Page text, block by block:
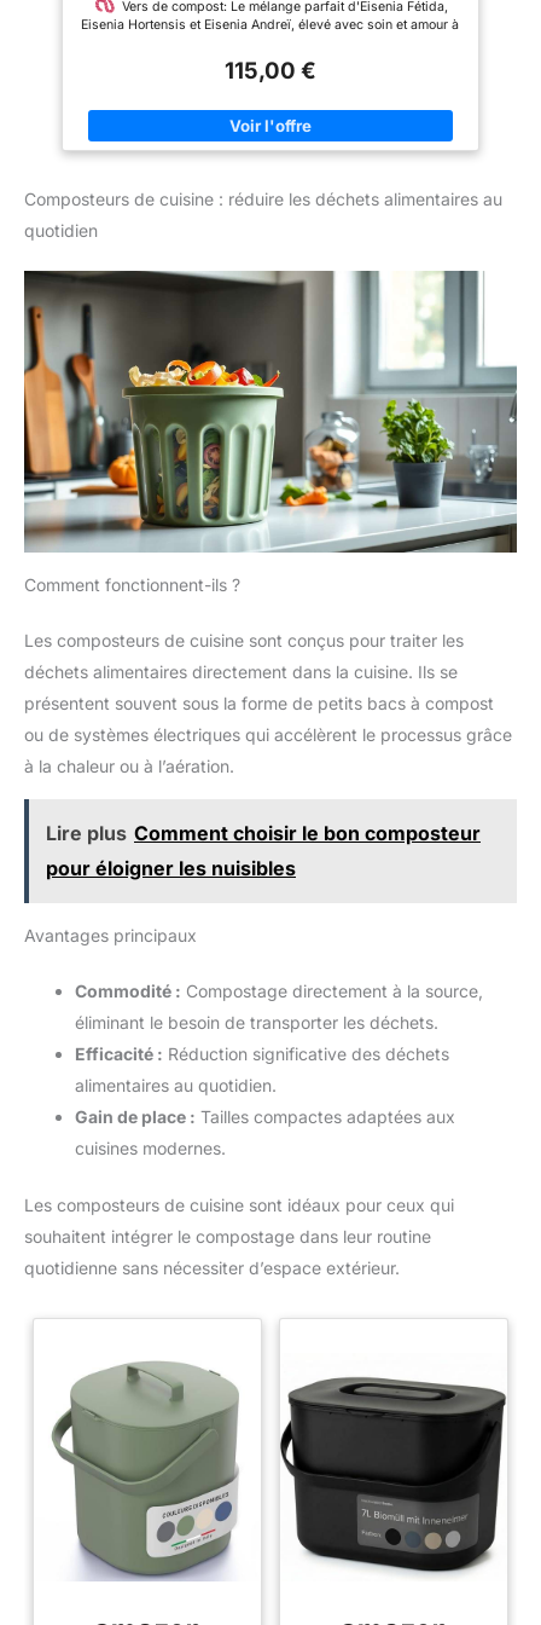
Vers de compost: Le mélange parfait d'Eisenia Fétida,
Eisenia Hortensis et Eisenia Andreï, élevé avec soin et amour à
litres de substrat neutre en pH comme base. 1x Substrat de
démarrage: Humus de vers, fibres de coco, minéraux
pour un démarrage réussi. 2x Filtre à vers: Filtre le thé de vers
du vermicompost avec un filtre de remplacement (valable pour
3-4 ans).
Guide: Assemblage, Début, Emplacement, Ce
et solutions aux problèmes.
PEHD: Robuste et non toxique
115,00 €
Composteurs de cuisine : réduire les déchets alimentaires au
quotidien
Comment fonctionnent-ils ?
Les composteurs de cuisine sont conçus pour traiter les
déchets alimentaires directement dans la cuisine. Ils se
présentent souvent sous la forme de petits bacs à compost
ou de systèmes électriques qui accélèrent le processus grâce
à la chaleur ou à l’aération.
Lire plus Comment choisir le bon composteur
pour éloigner les nuisibles
Avantages principaux
Commodité : Compostage directement à la source,
éliminant le besoin de transporter les déchets.
Efficacité : Réduction significative des déchets
alimentaires au quotidien.
Gain de place : Tailles compactes adaptées aux
cuisines modernes.
Les composteurs de cuisine sont idéaux pour ceux qui
souhaitent intégrer le compostage dans leur routine
quotidienne sans nécessiter d’espace extérieur.